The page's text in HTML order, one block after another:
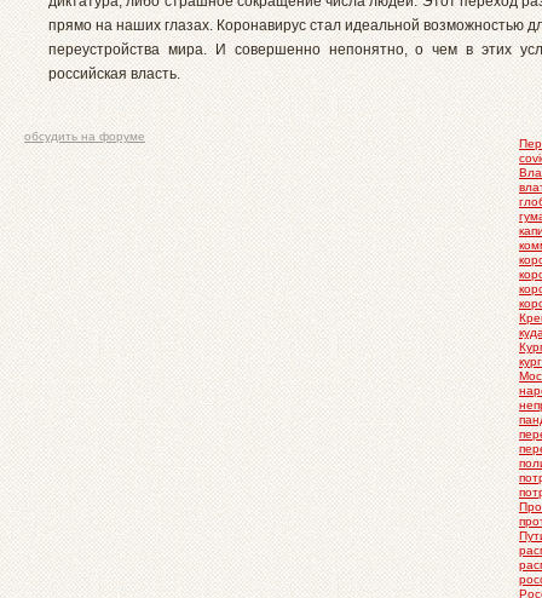
прямо на наших глазах. Коронавирус стал идеальной возможностью
переустройства мира. И совершенно непонятно, о чем в этих
российская власть.
обсудить на форуме